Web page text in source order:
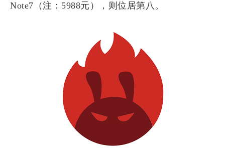
Note7（注：5988元），则位居第八。